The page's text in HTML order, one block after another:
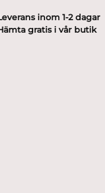
inom 1-2 dagar
gratis i vår butik